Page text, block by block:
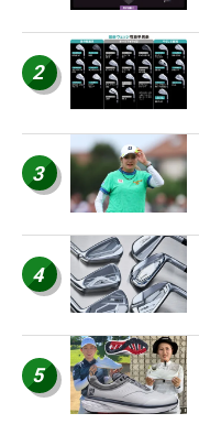
2
3
4
5